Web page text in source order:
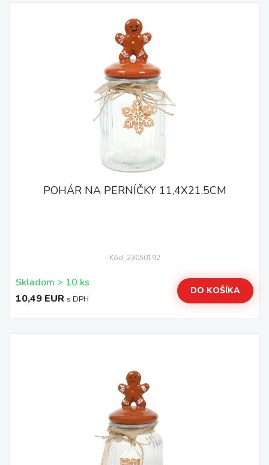
POHÁR NA PERNÍČKY 11,4X21,5CM
Kód: 23050192
Skladom > 10 ks
10,49 EUR s DPH
DO KOŠÍKA